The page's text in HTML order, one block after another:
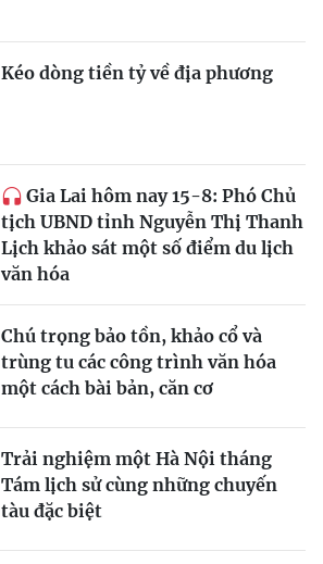
Kéo dòng tiền tỷ về địa phương
Gia Lai hôm nay 15-8: Phó Chủ
tịch UBND tỉnh Nguyễn Thị Thanh
Lịch khảo sát một số điểm du lịch
văn hóa
Chú trọng bảo tồn, khảo cổ và
trùng tu các công trình văn hóa
một cách bài bản, căn cơ
Trải nghiệm một Hà Nội tháng
Tám lịch sử cùng những chuyến
tàu đặc biệt